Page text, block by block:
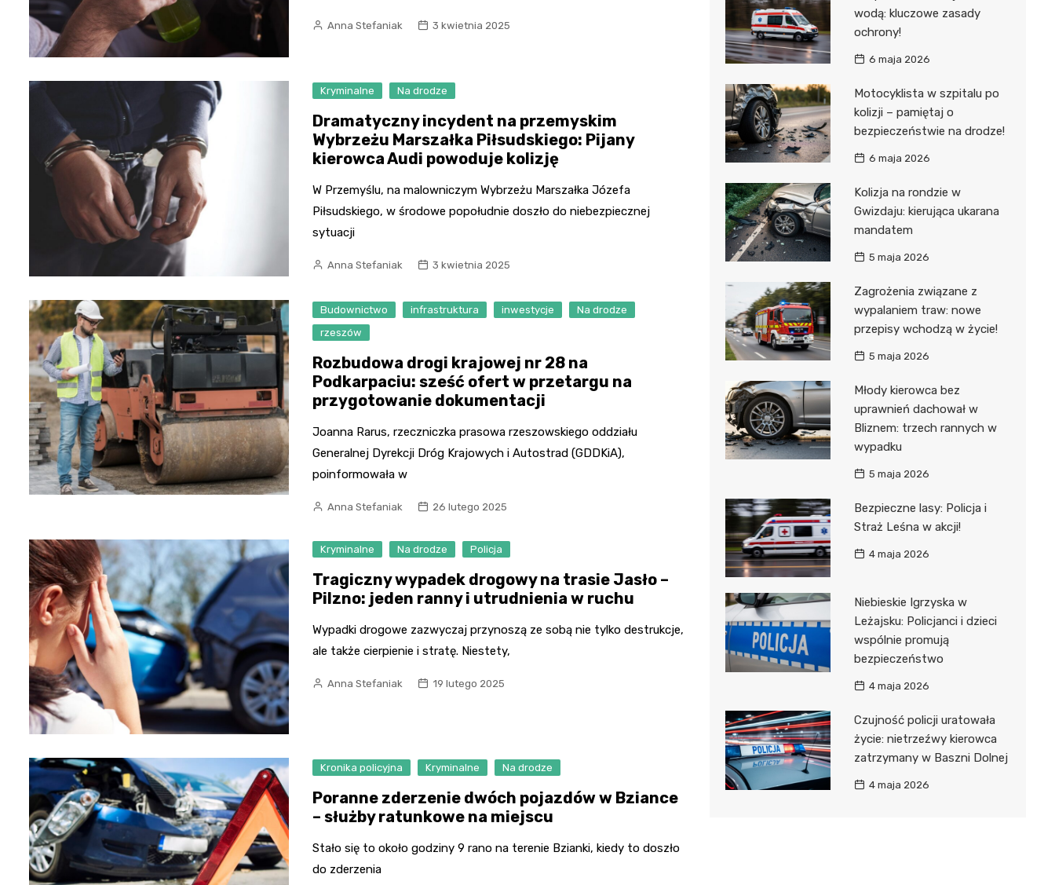
Anna Stefaniak 3 kwietnia 2025
Kryminalne Na drodze
Dramatyczny incydent na przemyskim
Wybrzeżu Marszałka Piłsudskiego: Pijany
kierowca Audi powoduje kolizję
W Przemyślu, na malowniczym Wybrzeżu Marszałka Józefa
Piłsudskiego, w środowe popołudnie doszło do niebezpiecznej
sytuacji
Anna Stefaniak 3 kwietnia 2025
Budownictwo infrastruktura inwestycje
Na drodze
rzeszów
Rozbudowa drogi krajowej nr 28 na
Podkarpaciu: sześć ofert w przetargu na
przygotowanie dokumentacji
Joanna Rarus, rzeczniczka prasowa rzeszowskiego oddziału
Generalnej Dyrekcji Dróg Krajowych i Autostrad (GDDKiA),
poinformowała w
Anna Stefaniak 26 lutego 2025
Kryminalne Na drodze Policja
Tragiczny wypadek drogowy na trasie Jasło –
Pilzno: jeden ranny i utrudnienia w ruchu
Wypadki drogowe zazwyczaj przynoszą ze sobą nie tylko destrukcje,
ale także cierpienie i stratę. Niestety,
Anna Stefaniak 19 lutego 2025
Kronika policyjna Kryminalne Na drodze
Poranne zderzenie dwóch pojazdów w Bziance
– służby ratunkowe na miejscu
Stało się to około godziny 9 rano na terenie Bzianki, kiedy to doszło
do zderzenia
wodą: kluczowe zasady
ochrony!
6 maja 2026
Motocyklista w szpitalu po
kolizji – pamiętaj o
bezpieczeństwie na drodze!
6 maja 2026
Kolizja na rondzie w
Gwizdaju: kierująca ukarana
mandatem
5 maja 2026
Zagrożenia związane z
wypalaniem traw: nowe
przepisy wchodzą w życie!
5 maja 2026
Młody kierowca bez
uprawnień dachował w
Bliznem: trzech rannych w
wypadku
5 maja 2026
Bezpieczne lasy: Policja i
Straż Leśna w akcji!
4 maja 2026
Niebieskie Igrzyska w
Leżajsku: Policjanci i dzieci
wspólnie promują
bezpieczeństwo
4 maja 2026
Czujność policji uratowała
życie: nietrzeźwy kierowca
zatrzymany w Baszni Dolnej
4 maja 2026